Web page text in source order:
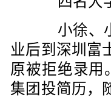
小徐、小
业后到深圳富
原被拒绝录用
集团投简历，